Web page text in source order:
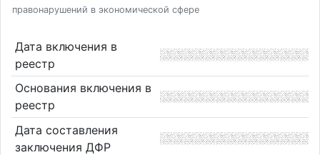
правонарушений в экономической сфере
Дата включения в
реестр
Основания включения в
реестр
Дата составления
заключения ДФР